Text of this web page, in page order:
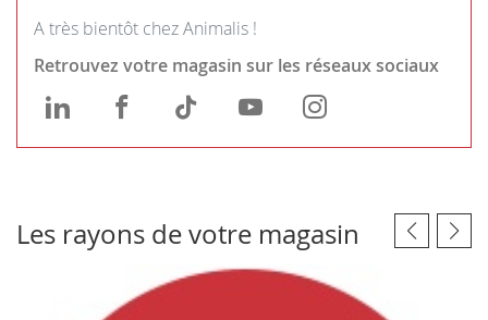
A très bientôt chez Animalis !
Retrouvez votre magasin sur les réseaux sociaux
Animalis
Villennes
Animalis
Villennes
Animalis
Villennes
Animalis
Villennes
Animalis
Villennes
Les rayons de votre magasin